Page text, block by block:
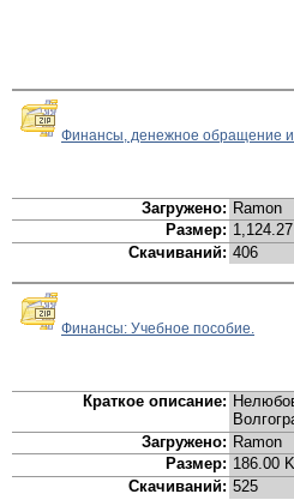
Финансы, денежное обращение и
Загружено: Ramon
Размер:
Скачиваний: 406
Финансы: Учебное пособие.
Краткое описание:
Загружено: Ramon
Размер: 186.00
Скачиваний: 525